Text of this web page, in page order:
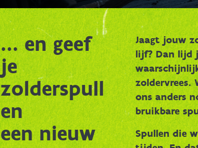
… en geef
je
zolderspull
en
een nieuw
Jaagt jouw
lijf? Dan lijd
zoldervrees.
ons anders
bruikbare
Spullen die